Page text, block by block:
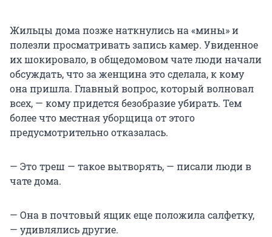
Жильцы дома позже наткнулись на «мины» и
полезли просматривать запись камер. Увиденное
их шокировало, в общедомовом чате люди начали
обсуждать, что за женщина это сделала, к кому
она пришла. Главный вопрос, который волновал
всех, — кому придется безобразие убирать. Тем
более что местная уборщица от этого
предусмотрительно отказалась.
— Это треш — такое вытворять, — писали люди в
чате дома.
— Она в почтовый ящик еще положила салфетку,
— удивлялись другие.